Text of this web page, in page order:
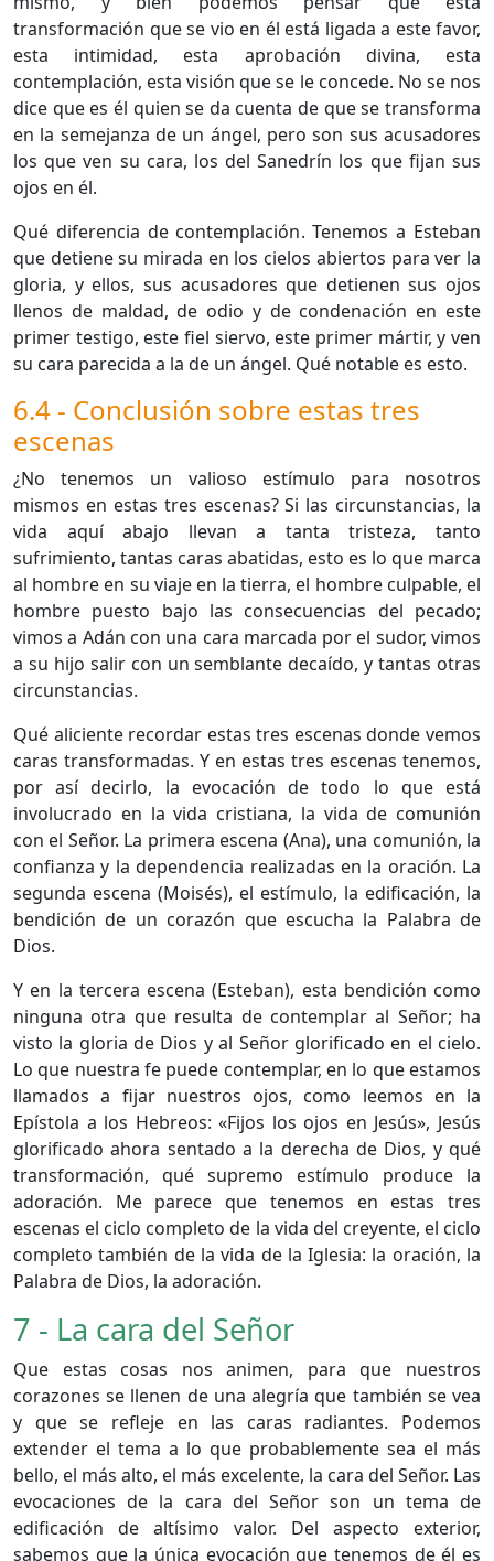
transformación que se vio en él está ligada a este favor,
esta intimidad, esta aprobación divina, esta
contemplación, esta visión que se le concede. No se nos
dice que es él quien se da cuenta de que se transforma
en la semejanza de un ángel, pero son sus acusadores
los que ven su cara, los del Sanedrín los que fijan sus
ojos en él.
Qué diferencia de contemplación. Tenemos a Esteban
que detiene su mirada en los cielos abiertos para ver la
gloria, y ellos, sus acusadores que detienen sus ojos
llenos de maldad, de odio y de condenación en este
primer testigo, este fiel siervo, este primer mártir, y ven
su cara parecida a la de un ángel. Qué notable es esto.
6.4 - Conclusión sobre estas tres
escenas
¿No tenemos un valioso estímulo para nosotros
mismos en estas tres escenas? Si las circunstancias, la
vida aquí abajo llevan a tanta tristeza, tanto
sufrimiento, tantas caras abatidas, esto es lo que marca
al hombre en su viaje en la tierra, el hombre culpable, el
hombre puesto bajo las consecuencias del pecado;
vimos a Adán con una cara marcada por el sudor, vimos
a su hijo salir con un semblante decaído, y tantas otras
circunstancias.
Qué aliciente recordar estas tres escenas donde vemos
caras transformadas. Y en estas tres escenas tenemos,
por así decirlo, la evocación de todo lo que está
involucrado en la vida cristiana, la vida de comunión
con el Señor. La primera escena (Ana), una comunión, la
confianza y la dependencia realizadas en la oración. La
segunda escena (Moisés), el estímulo, la edificación, la
bendición de un corazón que escucha la Palabra de
Dios.
Y en la tercera escena (Esteban), esta bendición como
ninguna otra que resulta de contemplar al Señor; ha
visto la gloria de Dios y al Señor glorificado en el cielo.
Lo que nuestra fe puede contemplar, en lo que estamos
llamados a fijar nuestros ojos, como leemos en la
Epístola a los Hebreos: «Fijos los ojos en Jesús», Jesús
glorificado ahora sentado a la derecha de Dios, y qué
transformación, qué supremo estímulo produce la
adoración. Me parece que tenemos en estas tres
escenas el ciclo completo de la vida del creyente, el ciclo
completo también de la vida de la Iglesia: la oración, la
Palabra de Dios, la adoración.
7 - La cara del Señor
Que estas cosas nos animen, para que nuestros
corazones se llenen de una alegría que también se vea
y que se refleje en las caras radiantes. Podemos
extender el tema a lo que probablemente sea el más
bello, el más alto, el más excelente, la cara del Señor. Las
evocaciones de la cara del Señor son un tema de
edificación de altísimo valor. Del aspecto exterior,
sabemos que la única evocación que tenemos de él es